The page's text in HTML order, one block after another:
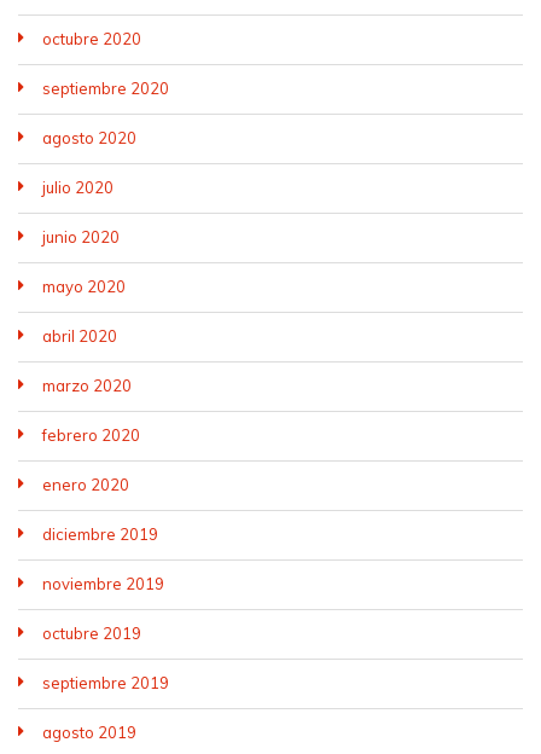
octubre 2020
septiembre 2020
agosto 2020
julio 2020
junio 2020
mayo 2020
abril 2020
marzo 2020
febrero 2020
enero 2020
diciembre 2019
noviembre 2019
octubre 2019
septiembre 2019
agosto 2019